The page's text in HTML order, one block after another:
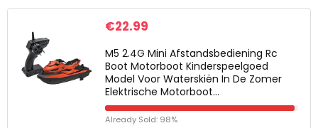
€22.99
M5 2.4G Mini Afstandsbediening Rc
Boot Motorboot Kinderspeelgoed
Model Voor Waterskiën In De Zomer
Elektrische Motorboot…
Already Sold: 98%